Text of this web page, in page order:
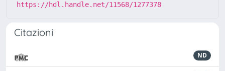
https://hdl.handle.net/11568/1277378
Citazioni
ND